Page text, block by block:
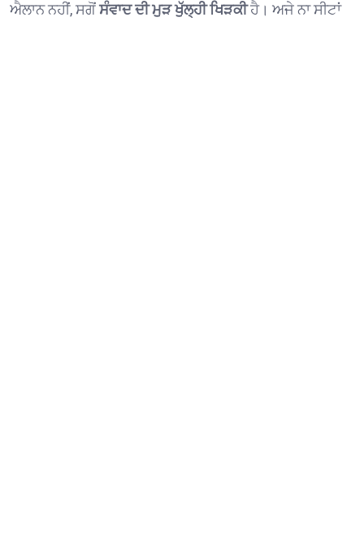
ਐਲਾਨ ਨਹੀਂ, ਸਗੋਂਸੰਵਾਦ ਦੀ ਮੁੜ ਖੁੱਲ੍ਹੀ ਖਿੜਕੀਹੈ। ਅਜੇ ਨਾ ਸੀਟਾਂ